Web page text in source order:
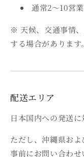
通常2～10営
※ 天候、交通事情
する場合があります。
配送エリア
日本国内への発送に
ただし、沖縄県およ
事前にお問い合わ